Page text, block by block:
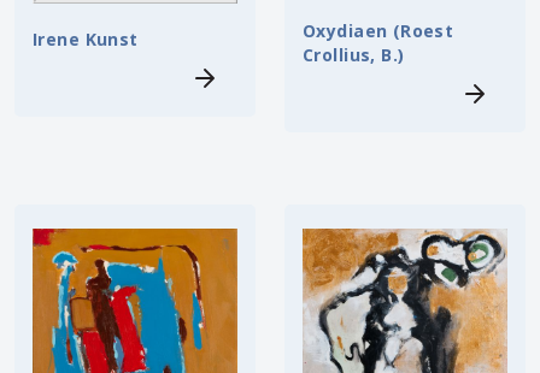
Irene Kunst
Oxydiaen (Roest
Crollius, B.)